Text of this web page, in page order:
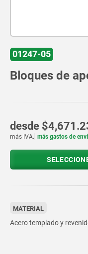
01247-05
Bloques de
desde
más IVA. más gastos de
MATERIAL
Acero templado y